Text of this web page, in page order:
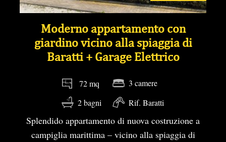
Moderno appartamento con
giardino vicino alla spiaggia di
Baratti + Garage Elettrico
72 mq
2 bagni
3 camere
Rif. Baratti
Splendido appartamento di nuova costruzione a
campiglia marittima – vicino alla spiaggia di